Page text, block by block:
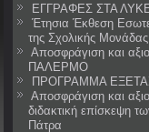
ΕΓΓΡΑΦΕΣ ΣΤΑ
Έτησια Έκθεση
της Σχολικής
Αποσφράγιση και
ΠΑΛΕΡΜΟ
ΠΡΟΓΡΑΜΜΑ
Αποσφράγιση και
διδακτική επίσκεψη
Πάτρα